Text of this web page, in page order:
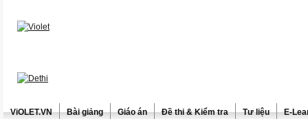
ViOLET.VN Bài giảng Giáo án Đề thi & Kiểm tra Tư liệu E-